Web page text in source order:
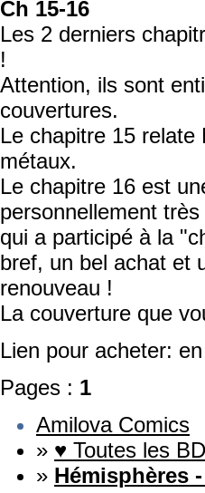
Ch 15-16
Les 2 derniers
!
Attention, ils sont
couvertures.
Le chapitre 15
métaux.
Le chapitre 16 est
personnellement
qui a participé à la
bref, un bel achat et
renouveau !
La couverture que
Lien pour acheter:
Pages : 1
Amilova Comics
» ♥ Toutes les
» Hémisphères